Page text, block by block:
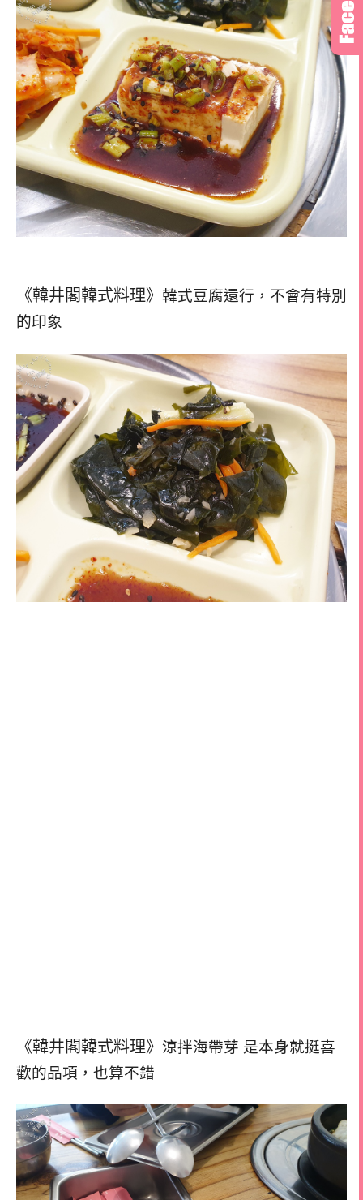
《韓井閣韓式料理》 韓式豆腐還行， 不會有特別
的印象
《韓井閣韓式料理》 涼拌海帶芽 是本身就挺喜
歡的品項， 也算不錯